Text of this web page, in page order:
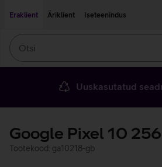
Eraklient
Äriklient Iseteenindus
Uuskasutatud
Google Pixel 10 256
Tootekood: ga10218-gb